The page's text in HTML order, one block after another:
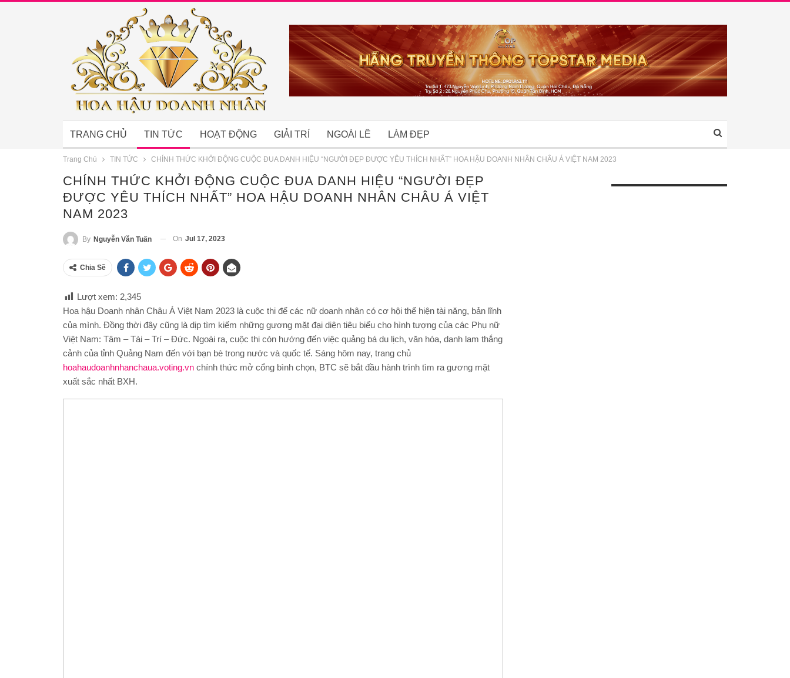
TRANG CHỦ TIN TỨC HOẠT ĐỘNG GIẢI TRÍ NGOÀI LỀ LÀM ĐẸP
Trang Chủ TIN TỨC CHÍNH THỨC KHỞI ĐỘNG CUỘC ĐUA DANH HIỆU “NGƯỜI ĐẸP ĐƯỢC YÊU THÍCH NHẤT” HOA HẬU DOANH NHÂN CHÂU Á VIỆT NAM 2023
CHÍNH THỨC KHỞI ĐỘNG CUỘC ĐUA DANH HIỆU “NGƯỜI ĐẸP
ĐƯỢC YÊU THÍCH NHẤT” HOA HẬU DOANH NHÂN CHÂU Á VIỆT
NAM 2023
By Nguyễn Văn Tuấn On Jul 17, 2023
Chia Sẽ
Lượt xem: 2,345
Hoa hậu Doanh nhân Châu Á Việt Nam 2023 là cuộc thi để các nữ doanh nhân có cơ hội thể hiện tài năng, bản lĩnh
của mình. Đồng thời đây cũng là dịp tìm kiếm những gương mặt đại diện tiêu biểu cho hình tượng của các Phụ nữ
Việt Nam: Tâm – Tài – Trí – Đức. Ngoài ra, cuộc thi còn hướng đến việc quảng bá du lịch, văn hóa, danh lam thắng
cảnh của tỉnh Quảng Nam đến với bạn bè trong nước và quốc tế. Sáng hôm nay, trang chủ
hoahaudoanhnhanchaua.voting.vn chính thức mở cổng bình chọn, BTC sẽ bắt đầu hành trình tìm ra gương mặt
xuất sắc nhất BXH.